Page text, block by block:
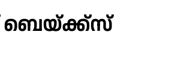
ബെയ്ക്ക്‌സ്